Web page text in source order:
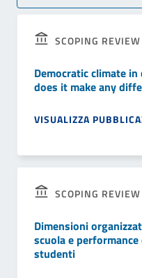
SCOPING REVIEW
Democratic climate
does it make any
VISUALIZZA
SCOPING REVIEW
Dimensioni
scuola e
studenti